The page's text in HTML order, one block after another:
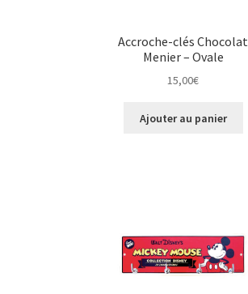
Accroche-clés Chocolat
Menier – Ovale
15,00€
Ajouter au panier